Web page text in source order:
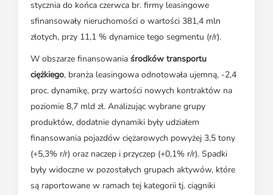
stycznia do końca czerwca br. firmy leasingowe
sfinansowały nieruchomości o wartości 381,4 mln
złotych, przy 11,1 % dynamice tego segmentu (r/r).
W obszarze finansowania środków transportu
ciężkiego, branża leasingowa odnotowała ujemną, -2,4
proc. dynamikę, przy wartości nowych kontraktów na
poziomie 8,7 mld zł. Analizując wybrane grupy
produktów, dodatnie dynamiki były udziałem
finansowania pojazdów ciężarowych powyżej 3,5 tony
(+5,3% r/r) oraz naczep i przyczep (+0,1% r/r). Spadki
były widoczne w pozostałych grupach aktywów, które
są raportowane w ramach tej kategorii tj. ciągniki